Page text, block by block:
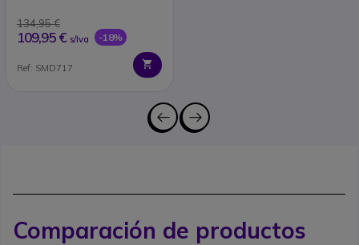
134,95 €
109,95 € s/Iva -18%
Ref: SMD717
Comparación de productos